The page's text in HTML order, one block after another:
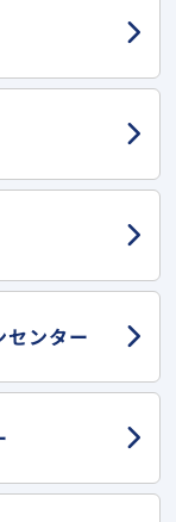
センター